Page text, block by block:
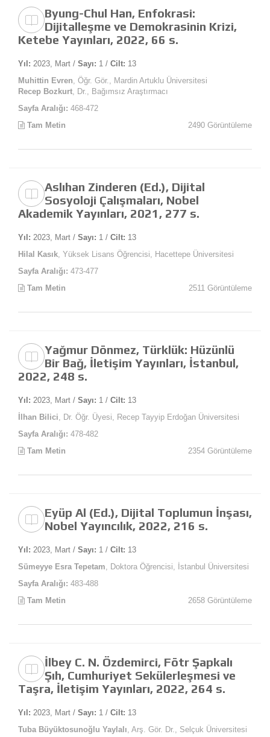
Byung-Chul Han, Enfokrasi:
Dijitalleşme ve Demokrasinin Krizi,
Ketebe Yayınları, 2022, 66 s.
Yıl: 2023, Mart / Sayı: 1 / Cilt: 13
Muhittin Evren , Öğr. Gör., Mardin Artuklu Üniversitesi
Recep Bozkurt , Dr., Bağımsız Araştırmacı
Sayfa Aralığı: 468-472
Tam Metin
2490 Görüntüleme
Aslıhan Zinderen (Ed.), Dijital
Sosyoloji Çalışmaları, Nobel
Akademik Yayınları, 2021, 277 s.
Yıl: 2023, Mart / Sayı: 1 / Cilt: 13
Hilal Kasık , Yüksek Lisans Öğrencisi, Hacettepe Üniversitesi
Sayfa Aralığı: 473-477
Tam Metin
2511 Görüntüleme
Yağmur Dönmez, Türklük: Hüzünlü
Bir Bağ, İletişim Yayınları, İstanbul,
2022, 248 s.
Yıl: 2023, Mart / Sayı: 1 / Cilt: 13
İlhan Bilici , Dr. Öğr. Üyesi, Recep Tayyip Erdoğan Üniversitesi
Sayfa Aralığı: 478-482
Tam Metin
2354 Görüntüleme
Eyüp Al (Ed.), Dijital Toplumun İnşası,
Nobel Yayıncılık, 2022, 216 s.
Yıl: 2023, Mart / Sayı: 1 / Cilt: 13
Sümeyye Esra Tepetam , Doktora Öğrencisi, İstanbul Üniversitesi
Sayfa Aralığı: 483-488
Tam Metin
2658 Görüntüleme
İlbey C. N. Özdemirci, Fötr Şapkalı
Şıh, Cumhuriyet Sekülerleşmesi ve
Taşra, İletişim Yayınları, 2022, 264 s.
Yıl: 2023, Mart / Sayı: 1 / Cilt: 13
Tuba Büyüktosunoğlu Yaylalı , Arş. Gör. Dr., Selçuk Üniversitesi